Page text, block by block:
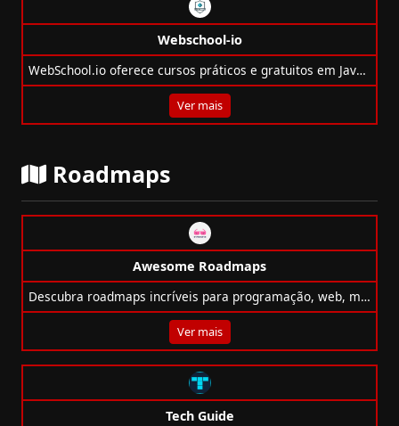
Webschool-io
WebSchool.io oferece cursos práticos e gratuitos em JavaScript, MEAN Stack, Vue.js e mais para formar desenvolvedores Full Stack.
Ver mais
Roadmaps
Awesome Roadmaps
Descubra roadmaps incríveis para programação, web, mobile, AI, e mais! Melhore suas habilidades com guias detalhados e contribua com a comunidade.
Ver mais
Tech Guide